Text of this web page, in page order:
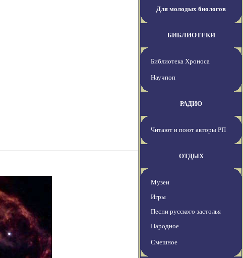
Для молодых биологов
БИБЛИОТЕКИ
Библиотека Хроноса
Научпоп
РАДИО
Читают и поют авторы РП
ОТДЫХ
Музеи
Игры
Песни русского застолья
Народное
Смешное